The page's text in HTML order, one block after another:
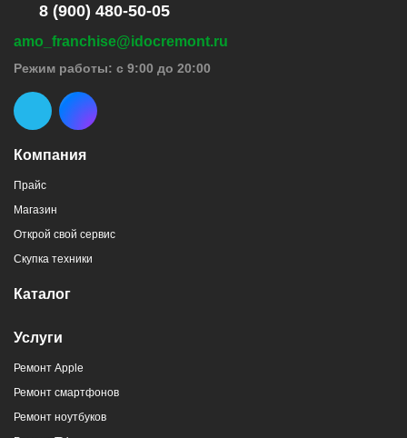
Компания
Прайс
Магазин
Открой свой сервис
Скупка техники
Каталог
Услуги
Ремонт Apple
Ремонт смартфонов
Ремонт ноутбуков
8 (900) 480-50-05
amo_franchise@idocremont.ru
Режим работы: с 9:00 до 20:00